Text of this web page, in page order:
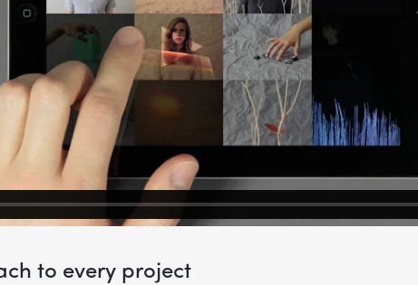
to every project